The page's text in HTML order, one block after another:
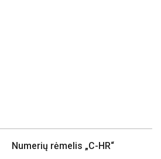
Numerių rėmelis „C-HR“